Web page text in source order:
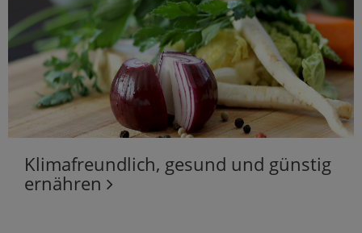
Klimafreundlich, gesund und günstig
ernähren